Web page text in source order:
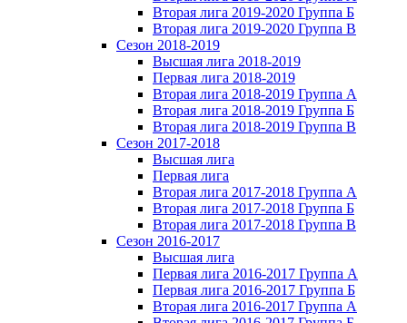
Вторая лига 2019-2020 Группа Б
Вторая лига 2019-2020 Группа В
Сезон 2018-2019
Высшая лига 2018-2019
Первая лига 2018-2019
Вторая лига 2018-2019 Группа А
Вторая лига 2018-2019 Группа Б
Вторая лига 2018-2019 Группа В
Сезон 2017-2018
Высшая лига
Первая лига
Вторая лига 2017-2018 Группа А
Вторая лига 2017-2018 Группа Б
Вторая лига 2017-2018 Группа В
Сезон 2016-2017
Высшая лига
Первая лига 2016-2017 Группа А
Первая лига 2016-2017 Группа Б
Вторая лига 2016-2017 Группа А